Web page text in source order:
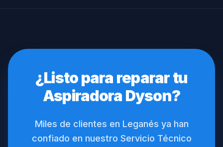
¿Listo para reparar tu
Aspiradora Dyson?
Miles de clientes en Leganés ya han
confiado en nuestro Servicio Técnico